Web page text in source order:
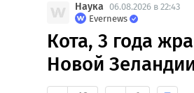
Наука 06.08.2026 в 22:43
Evernews
Кота, 3 года
Новой